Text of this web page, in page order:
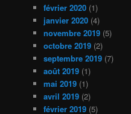
février 2020 (1)
janvier 2020 (4)
novembre 2019 (5)
octobre 2019 (2)
septembre 2019 (7)
août 2019 (1)
mai 2019 (1)
avril 2019 (2)
février 2019 (5)